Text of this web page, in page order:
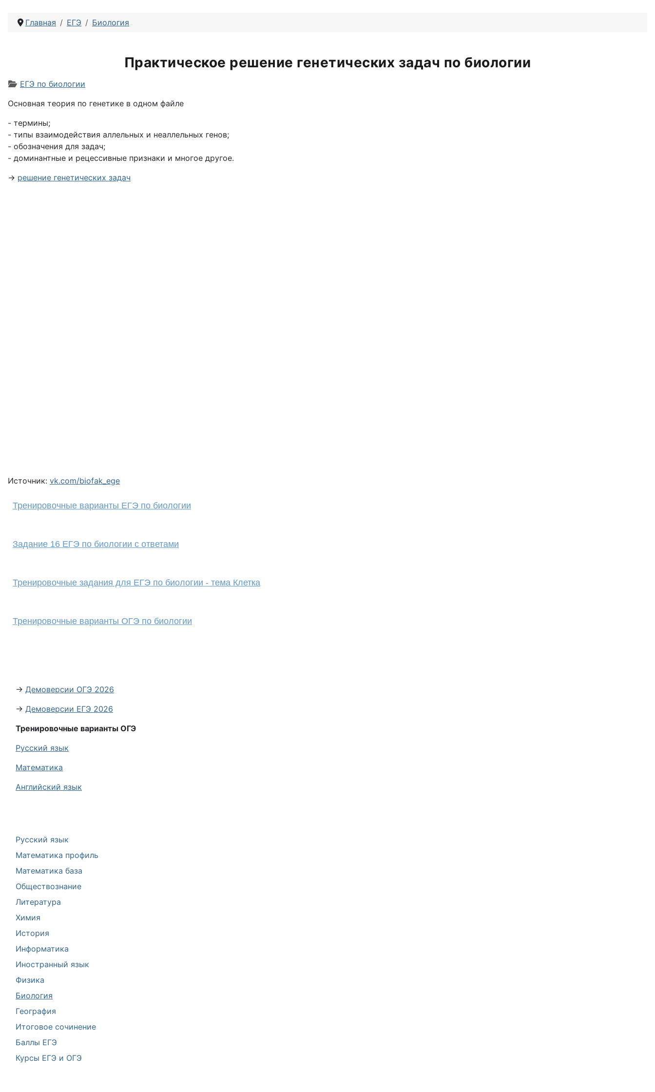
Русский язык
Математика профиль
Математика база
Обществознание
Литература
Химия
История
Информатика
Иностранный язык
Физика
Биология
География
Итоговое сочинение
Баллы ЕГЭ
Курсы ЕГЭ и ОГЭ
Главная ЕГЭ Биология
Практическое решение генетических задач по биологии
Информация о материале
ЕГЭ по биологии
Основная теория по генетике в одном файле
- термины;
- типы взаимодействия аллельных и неаллельных генов;
- обозначения для задач;
- доминантные и рецессивные признаки и многое другое.
→ решение генетических задач
Источник: vk.com/biofak_ege
Тренировочные варианты ЕГЭ по биологии
Задание 16 ЕГЭ по биологии с ответами
Тренировочные задания для ЕГЭ по биологии - тема Клетка
Тренировочные варианты ОГЭ по биологии
→ Демоверсии ОГЭ 2026
→ Демоверсии ЕГЭ 2026
Тренировочные варианты ОГЭ
Русский язык
Математика
Английский язык